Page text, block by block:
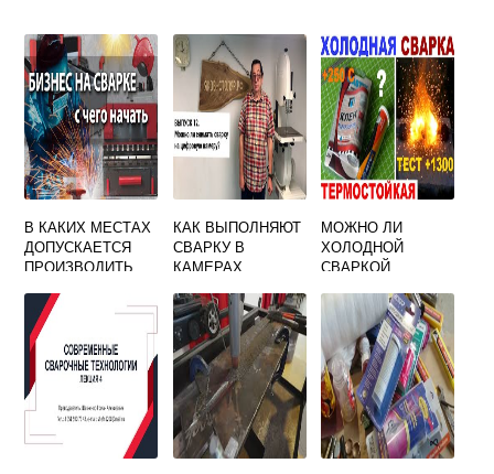
В КАКИХ МЕСТАХ
ДОПУСКАЕТСЯ
ПРОИЗВОДИТЬ
РАБОТЫ
КАК ВЫПОЛНЯЮТ
СВАРКУ В
КАМЕРАХ
МОЖНО ЛИ
ХОЛОДНОЙ
СВАРКОЙ
В БАНЕ